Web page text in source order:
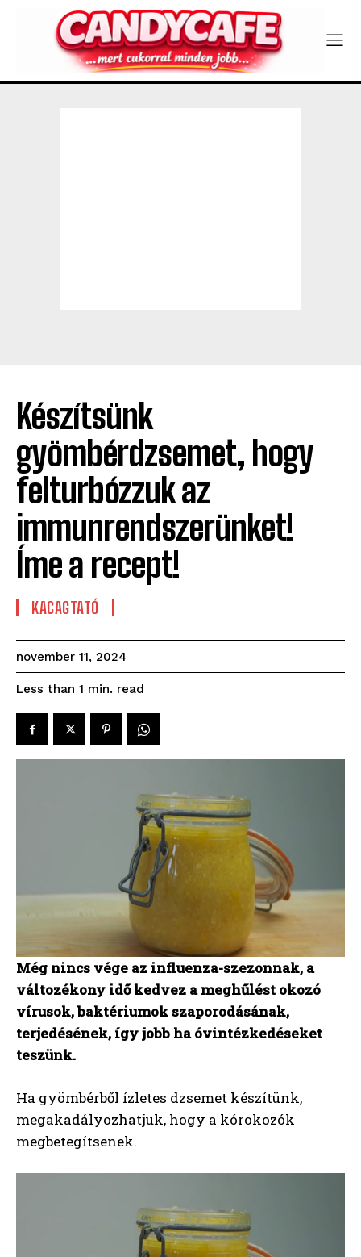
Készítsünk
gyömbérdzsemet, hogy
felturbózzuk az
immunrendszerünket!
Íme a recept!
KACAGTATÓ
november 11, 2024
Less than 1 min. read
Még nincs vége az influenza-szezonnak, a
változékony idő kedvez a meghűlést okozó
vírusok, baktériumok szaporodásának,
terjedésének, így jobb ha óvintézkedéseket
teszünk.
Ha gyömbérből ízletes dzsemet készítünk,
megakadályozhatjuk, hogy a kórokozók
megbetegítsenek.